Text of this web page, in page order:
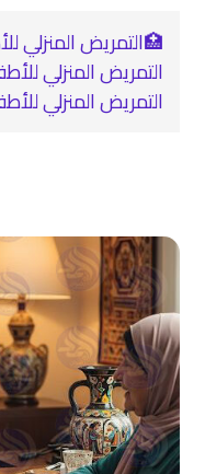
التمريض المنزلي
التمريض المنزلي